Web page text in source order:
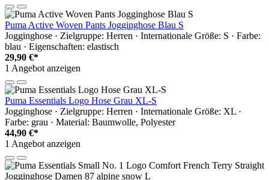
Puma Active Woven Pants Jogginghose Blau S
Jogginghose · Zielgruppe: Herren · Internationale Größe: S · Farbe:
blau · Eigenschaften: elastisch
29,90 €*
1 Angebot anzeigen
Puma Essentials Logo Hose Grau XL-S
Jogginghose · Zielgruppe: Herren · Internationale Größe: XL ·
Farbe: grau · Material: Baumwolle, Polyester
44,90 €*
1 Angebot anzeigen